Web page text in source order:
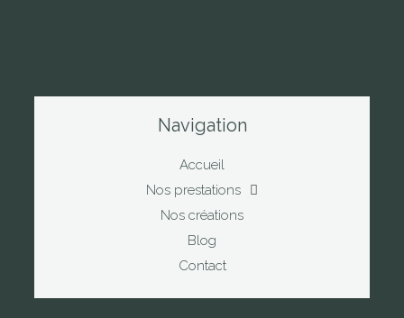
Navigation
Accueil
Nos prestations
Nos créations
Blog
Contact